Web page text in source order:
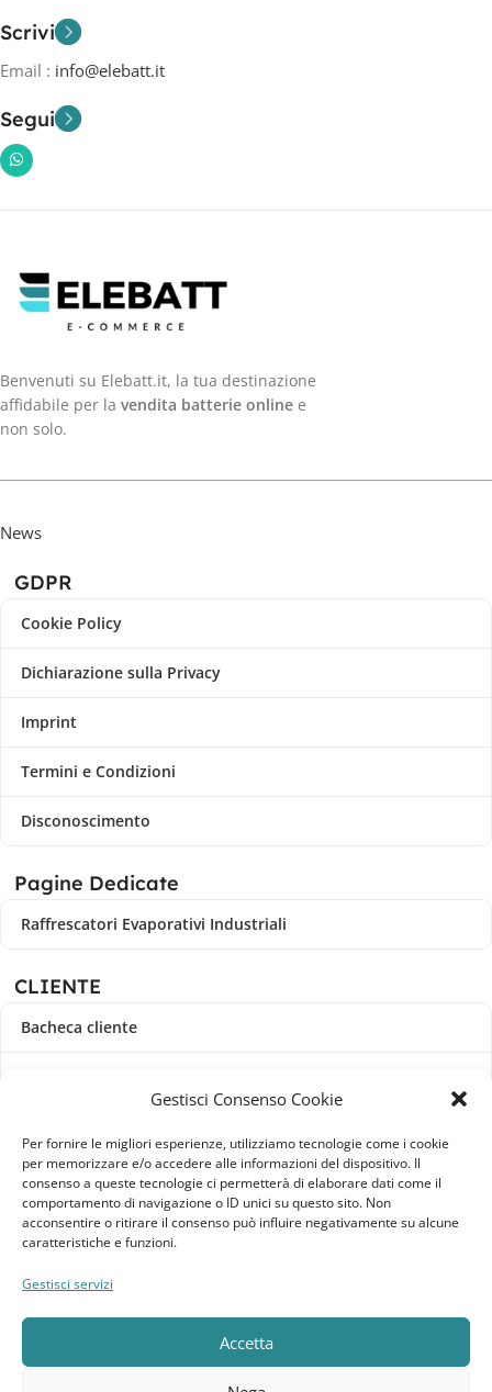
Gestisci Consenso Cookie
Per fornire le migliori esperienze, utilizziamo tecnologie come i cookie
per memorizzare e/o accedere alle informazioni del dispositivo. Il
consenso a queste tecnologie ci permetterà di elaborare dati come il
comportamento di navigazione o ID unici su questo sito. Non
acconsentire o ritirare il consenso può influire negativamente su alcune
caratteristiche e funzioni.
Gestisci servizi
Accetta
Scrivi
Email : info@elebatt.it
Segui
Benvenuti su Elebatt.it, la tua destinazione
affidabile per la vendita batterie online e
non solo.
News
GDPR
Cookie Policy
Dichiarazione sulla Privacy
Imprint
Termini e Condizioni
Disconoscimento
Pagine Dedicate
Raffrescatori Evaporativi Industriali
CLIENTE
Bacheca cliente
Indirizzi
Metodi di pagamento
Dettagli account
Lista dei desideri